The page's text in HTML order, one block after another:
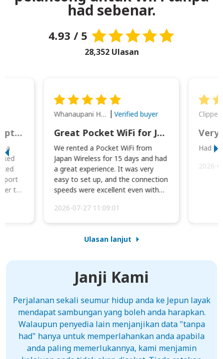
had sebenar.
4.93 / 5
28,352 Ulasan
This was wonderful option to a family of four. Everything worked smoothly.
a
to
Whanaupani Henry Joseph Macown Verified buyer
Great Pocket WiFi for Japan Travel
We rented a Pocket WiFi from
Japan Wireless for 15 days and had
a great experience. It was very
easy to set up, and the connection
speeds were excellent even with
2026-07-27 11:09:01
Very
Had
2026-
Ulasan lanjut
Janji Kami
Perjalanan sekali seumur hidup anda ke Jepun layak
mendapat sambungan yang boleh anda harapkan.
Walaupun penyedia lain menjanjikan data "tanpa
had" hanya untuk memperlahankan anda apabila
anda paling memerlukannya, kami menjamin